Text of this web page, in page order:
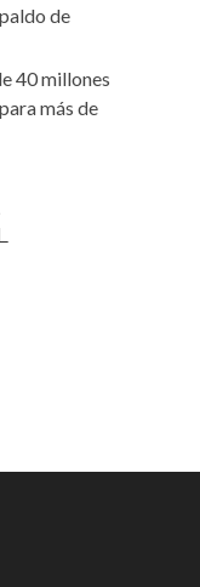
de
40 millones
más de